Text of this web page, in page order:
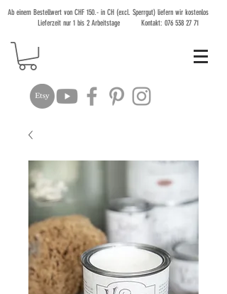
Ab einem Bestellwert von CHF 150.- in CH (excl. Sperrgut) liefern wir kostenlos
Lieferzeit nur 1 bis 2 Arbeitstage Kontakt: 076 538 27 71